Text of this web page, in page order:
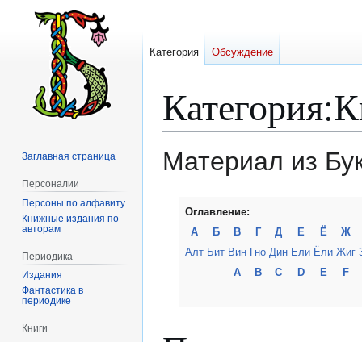
Категория:
Материал из
Перейти
Перейти
Оглавление:
А
Б В Г Д Е Ё
Ж
Алт Бит Вин Гно Дин Ели Ёли Жиг
A
B C D E F
Категория Обсуждение
Заглавная страница
Персоналии
Персоны по алфавиту
Книжные издания по
авторам
Периодика
Издания
Фантастика в
периодике
Книги